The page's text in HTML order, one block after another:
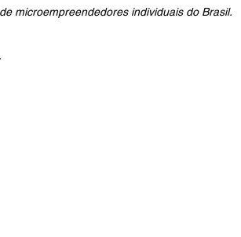
microempreendedores individuais do Brasil.